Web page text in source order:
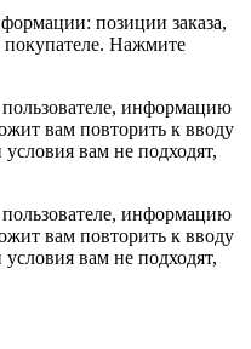
позиции заказа,
Нажмите
информацию
вам повторить к вводу
вам не подходят,
информацию
вам повторить к вводу
вам не подходят,